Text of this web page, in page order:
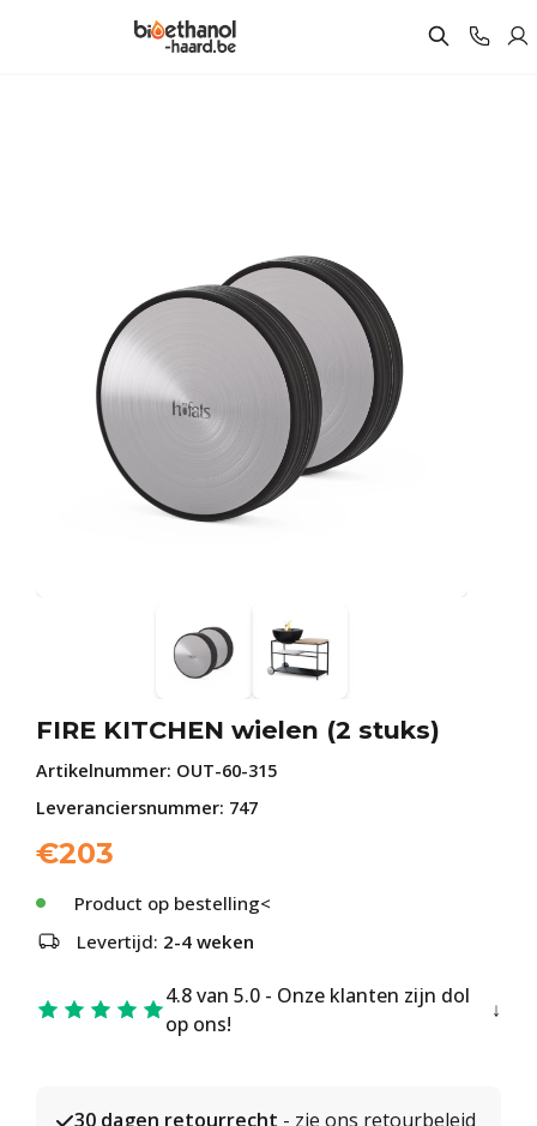
FIRE KITCHEN wielen (2 stuks)
Artikelnummer: OUT-60-315
Leveranciersnummer: 747
€203
Product op bestelling<
Levertijd: 2-4 weken
4.8 van 5.0 - Onze klanten zijn dol
op ons!
30 dagen retourrecht - zie ons retourbeleid